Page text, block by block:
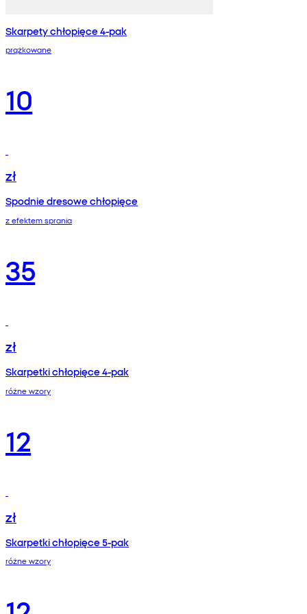
Skarpety chłopięce 4-pak
prążkowane
10
zł
Spodnie dresowe chłopięce
z efektem sprania
35
zł
Skarpetki chłopięce 4-pak
różne wzory
12
zł
Skarpetki chłopięce 5-pak
różne wzory